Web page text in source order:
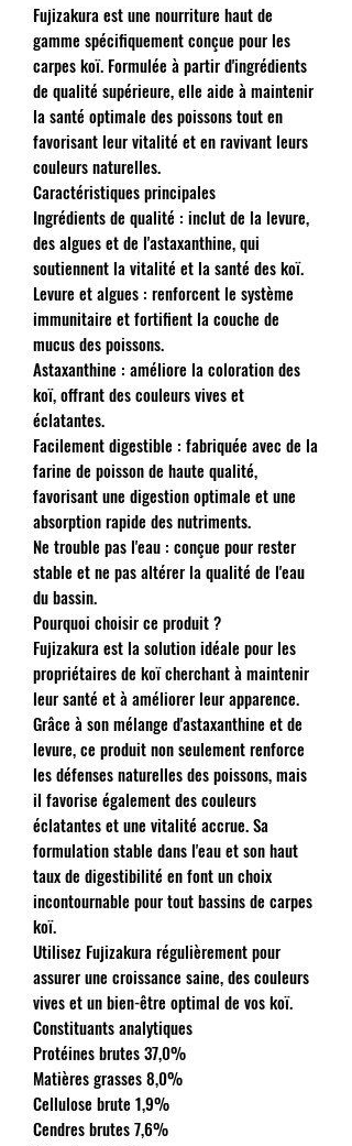
Fujizakura est une nourriture haut de
gamme spécifiquement conçue pour les
carpes koï. Formulée à partir d'ingrédients
de qualité supérieure, elle aide à maintenir
la santé optimale des poissons tout en
favorisant leur vitalité et en ravivant leurs
couleurs naturelles.
Caractéristiques principales
Ingrédients de qualité : inclut de la levure,
des algues et de l'astaxanthine, qui
soutiennent la vitalité et la santé des koï.
Levure et algues : renforcent le système
immunitaire et fortifient la couche de
mucus des poissons.
Astaxanthine : améliore la coloration des
koï, offrant des couleurs vives et
éclatantes.
Facilement digestible : fabriquée avec de la
farine de poisson de haute qualité,
favorisant une digestion optimale et une
absorption rapide des nutriments.
Ne trouble pas l'eau : conçue pour rester
stable et ne pas altérer la qualité de l'eau
du bassin.
Pourquoi choisir ce produit ?
Fujizakura est la solution idéale pour les
propriétaires de koï cherchant à maintenir
leur santé et à améliorer leur apparence.
Grâce à son mélange d'astaxanthine et de
levure, ce produit non seulement renforce
les défenses naturelles des poissons, mais
il favorise également des couleurs
éclatantes et une vitalité accrue. Sa
formulation stable dans l'eau et son haut
taux de digestibilité en font un choix
incontournable pour tout bassins de carpes
koï.
Utilisez Fujizakura régulièrement pour
assurer une croissance saine, des couleurs
vives et un bien-être optimal de vos koï.
Constituants analytiques
Protéines brutes 37,0%
Matières grasses 8,0%
Cellulose brute 1,9%
Cendres brutes 7,6%